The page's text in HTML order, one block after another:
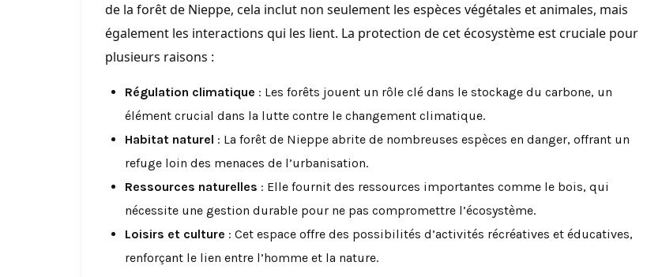
de la forêt de Nieppe, cela inclut non seulement les espèces végétales et animales, mais
également les interactions qui les lient. La protection de cet écosystème est cruciale pour
plusieurs raisons :
Régulation climatique : Les forêts jouent un rôle clé dans le stockage du carbone, un
élément crucial dans la lutte contre le changement climatique.
Habitat naturel : La forêt de Nieppe abrite de nombreuses espèces en danger, offrant un
refuge loin des menaces de l’urbanisation.
Ressources naturelles : Elle fournit des ressources importantes comme le bois, qui
nécessite une gestion durable pour ne pas compromettre l’écosystème.
Loisirs et culture : Cet espace offre des possibilités d’activités récréatives et éducatives,
renforçant le lien entre l’homme et la nature.